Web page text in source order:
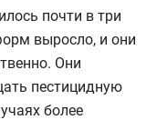
почти в три
выросло, и они
Они
пестицидную
более